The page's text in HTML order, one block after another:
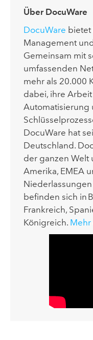
Über DocuWare
DocuWare bietet
Management
Gemeinsam mit
umfassenden
mehr als 20.000
dabei, ihre
Automatisierung
DocuWare hat
Deutschland.
der ganzen Welt
Amerika, EMEA
befinden sich in
Frankreich,
Königreich. Mehr